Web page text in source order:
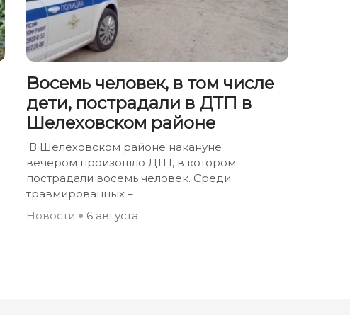
Восемь человек, в том числе
дети, пострадали в ДТП в
Шелеховском районе
В Шелеховском районе накануне
вечером произошло ДТП, в котором
пострадали восемь человек. Среди
травмированных –
Новости
6 августа